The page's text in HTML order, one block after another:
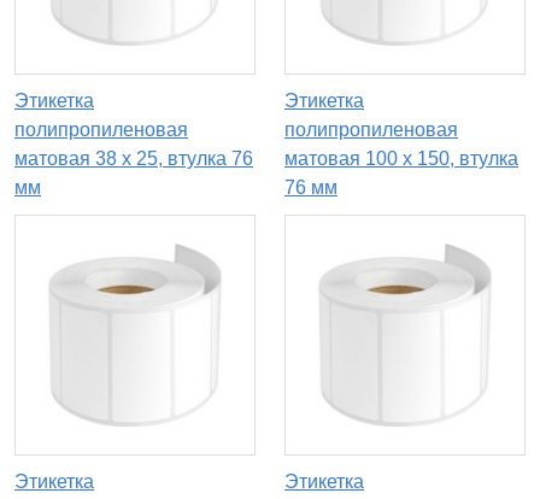
Этикетка
полипропиленовая
матовая 38 x 25, втулка 76
мм
Этикетка
полипропиленовая
матовая 100 x 150, втулка
76 мм
Этикетка
Этикетка